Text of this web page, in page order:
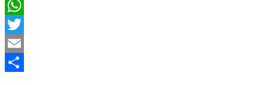
Facebook
WhatsApp
Twitter
Email